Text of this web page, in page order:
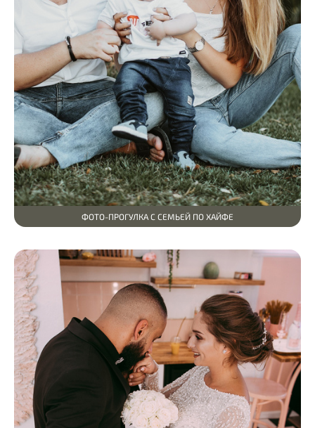
ФОТО-ПРОГУЛКА С СЕМЬЕЙ ПО ХАЙФЕ